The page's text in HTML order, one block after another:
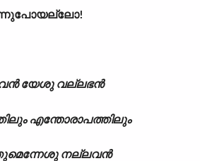
യേശു വല്ലഭൻ
എന്തോരാപത്തിലും
നല്ലവൻ